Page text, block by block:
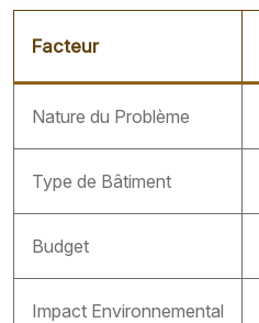
Facteur
Nature du Problème
Type de Bâtiment
Budget
Impact Environnemental